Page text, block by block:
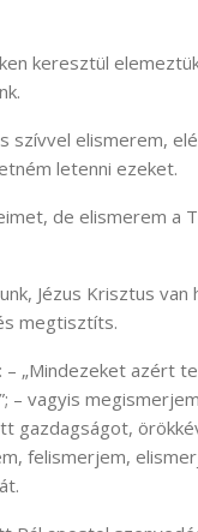
keresztül
szívvel elismerem,
letenni ezeket.
de elismerem a
Jézus Krisztus van
megtisztíts.
– „Mindezeket azért
– vagyis
gazdagságot,
felismerjem,